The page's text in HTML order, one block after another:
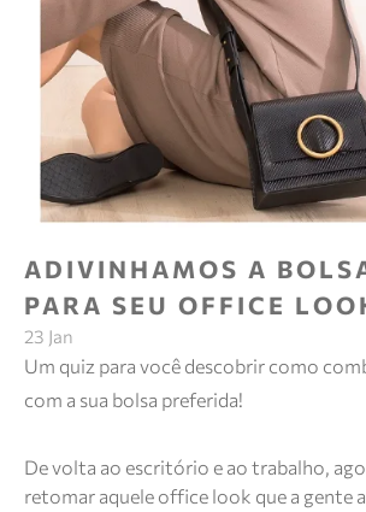
ADIVINHAMOS A
PARA SEU OFFICE
23 Jan
Um quiz para você descobrir como
com a sua bolsa preferida!
De volta ao escritório e ao trabalho,
retomar aquele office look que a gente